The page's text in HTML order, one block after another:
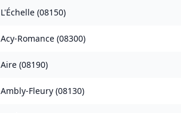
L'Échelle (08150)
Acy-Romance (08300)
Aire (08190)
Ambly-Fleury (08130)